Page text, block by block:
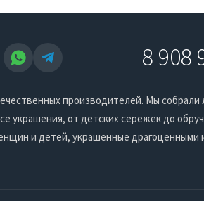
8 908
производителей. Мы собрали
украшения, от детских сережек до
и детей, украшенные драгоценными